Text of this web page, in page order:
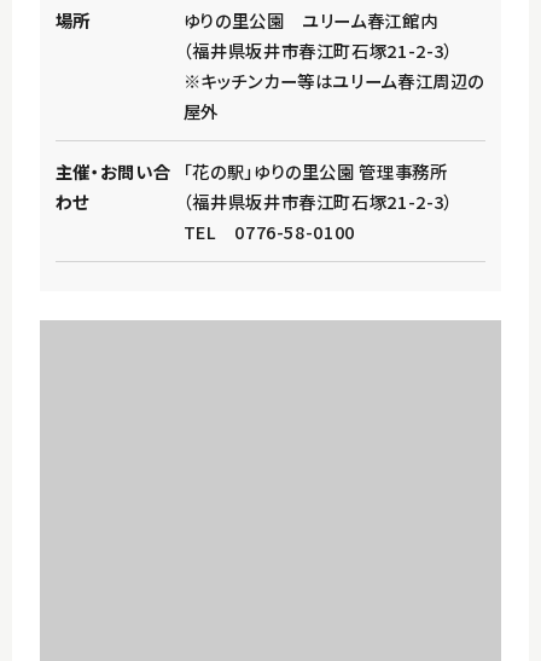
場所
ゆりの里公園 ユリーム春江館内
（福井県坂井市春江町石塚21-2-3）
※キッチンカー等はユリーム春江周辺の
屋外
主催・お問い合
わせ
「花の駅」ゆりの里公園 管理事務所
（福井県坂井市春江町石塚21-2-3）
TEL 0776-58-0100